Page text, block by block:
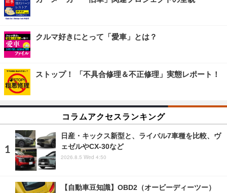
クルマ好きにとって「愛車」とは？
ストップ！ 「不具合修理＆不正修理」実態レポート！
コラムアクセスランキング
日産・キックス新型と、ライバル7車種を比較、ヴ
ェゼルやCX-30など
2026.8.5 Wed 4:50
【自動車豆知識】OBD2（オービーディーツー）